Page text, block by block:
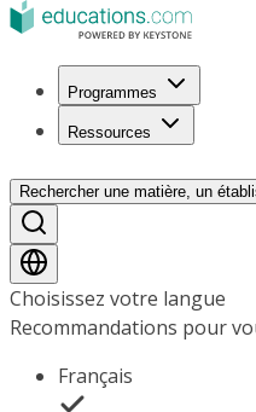
Programmes
Ressources
Rechercher une matière, un
Choisissez votre langue
Recommandations pour
Français